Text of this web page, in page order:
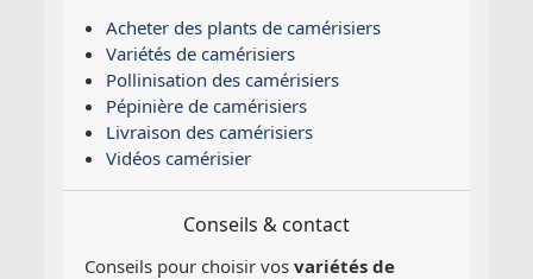
Acheter des plants de camérisiers
Variétés de camérisiers
Pollinisation des camérisiers
Pépinière de camérisiers
Livraison des camérisiers
Vidéos camérisier
Conseils & contact
Conseils pour choisir vosvariétés de